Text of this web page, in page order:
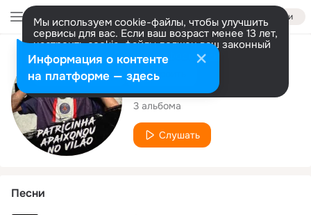
Войти
Мы используем cookie-файлы, чтобы улучшить
сервисы для вас. Если ваш возраст менее 13 лет,
настроить cookie-файлы должен ваш законный
представитель. Больше информации
Разрешить все Настроить
Исполнитель
MC M11
3 альбома
Слушать
Песни
Информация о контенте
на платформе — здесь